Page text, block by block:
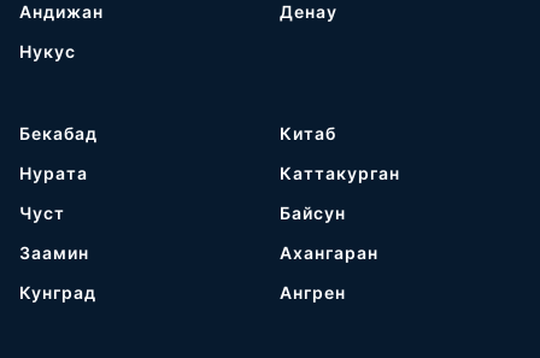
Андижан
Нукус
Денау
Бекабад
Нурата
Чуст
Заамин
Кунград
Китаб
Каттакурган
Байсун
Ахангаран
Ангрен